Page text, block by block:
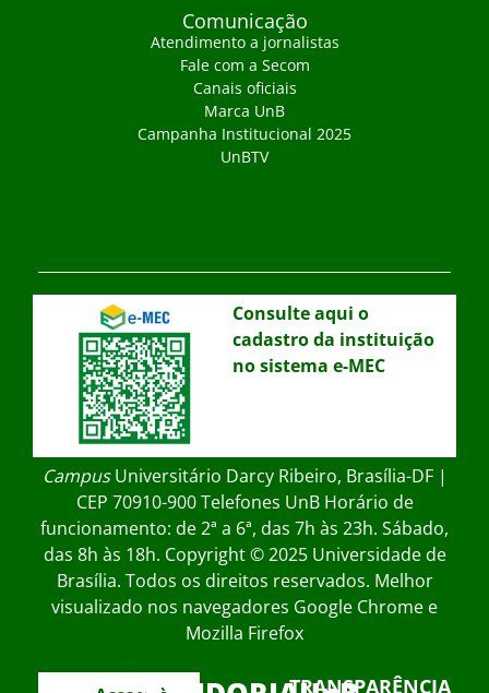
Comunicação
Atendimento a jornalistas
Fale com a Secom
Canais oficiais
Marca UnB
Campanha Institucional 2025
UnBTV
Consulte aqui o
cadastro da instituição
no sistema e-MEC
CampusUniversitário Darcy Ribeiro, Brasília-DF |
CEP 70910-900 Telefones UnB Horário de
funcionamento: de 2ª a 6ª, das 7h às 23h. Sábado,
das 8h às 18h. Copyright © 2025 Universidade de
Brasília. Todos os direitos reservados. Melhor
visualizado nos navegadores Google Chrome e
Mozilla Firefox
TRANSPARÊNCIA